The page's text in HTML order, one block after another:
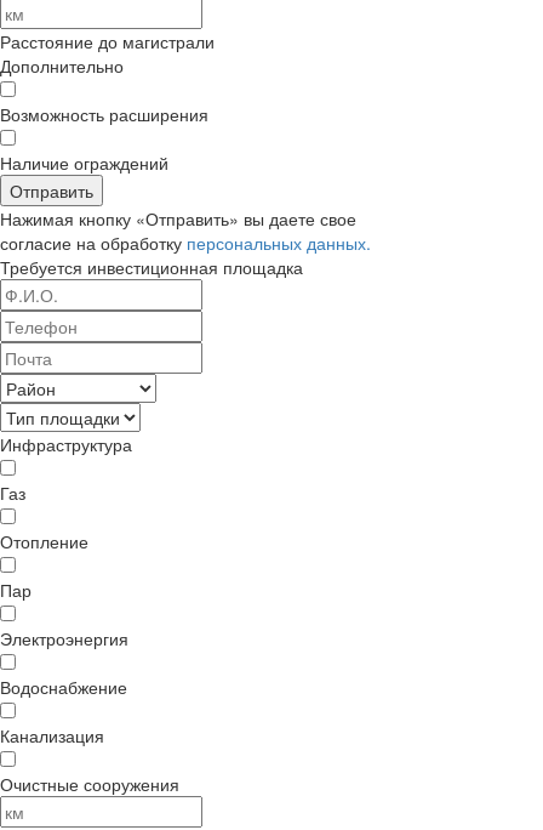
Расстояние до магистрали
Дополнительно
Возможность расширения
Наличие ограждений
Отправить
Нажимая кнопку «Отправить» вы даете свое
согласие на обработку персональных данных.
Требуется инвестиционная площадка
Инфраструктура
Газ
Отопление
Пар
Электроэнергия
Водоснабжение
Канализация
Очистные сооружения